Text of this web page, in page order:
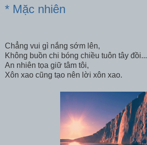
* Mặc nhiên
Chẳng vui gì nắng sớm lên,
Không buồn chi bóng chiều tuôn tây đồi...
An nhiên tọa giữ tâm tôi,
Xôn xao cũng tạo nên lời xôn xao.